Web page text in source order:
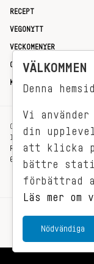
RECEPT
VEGONYTT
VECKOMENYER
OM OSS
KONTAKT
OXENSTIERNSGATAN 33
114 27 STOCKHOLM
08-799 62 01
Denna
Vi
din
att klicka
bättre
förbättrad
Läs mer
Nödvändiga